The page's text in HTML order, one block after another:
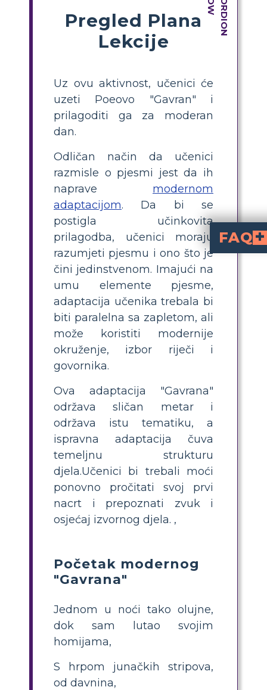
Pregled Plana
Lekcije
Uz ovu aktivnost, učenici će
uzeti Poeovo "Gavran" i
prilagoditi ga za moderan
dan.
Odličan način da učenici
razmisle o pjesmi jest da ih
naprave modernom
adaptacijom. Da bi se
postigla učinkovita
prilagodba, učenici moraju
razumjeti pjesmu i ono što je
čini jedinstvenom. Imajući na
umu elemente pjesme,
adaptacija učenika trebala bi
biti paralelna sa zapletom, ali
može koristiti modernije
okruženje, izbor riječi i
govornika.
Ova adaptacija "Gavrana"
održava sličan metar i
održava istu tematiku, a
ispravna adaptacija čuva
temeljnu strukturu
djela.Učenici bi trebali moći
ponovno pročitati svoj prvi
nacrt i prepoznati zvuk i
osjećaj izvornog djela. ,
Početak modernog
"Gavrana"
Jednom u noći tako olujne,
dok sam lutao svojim
homijama,
S hrpom junačkih stripova,
od davnina,
FAQ